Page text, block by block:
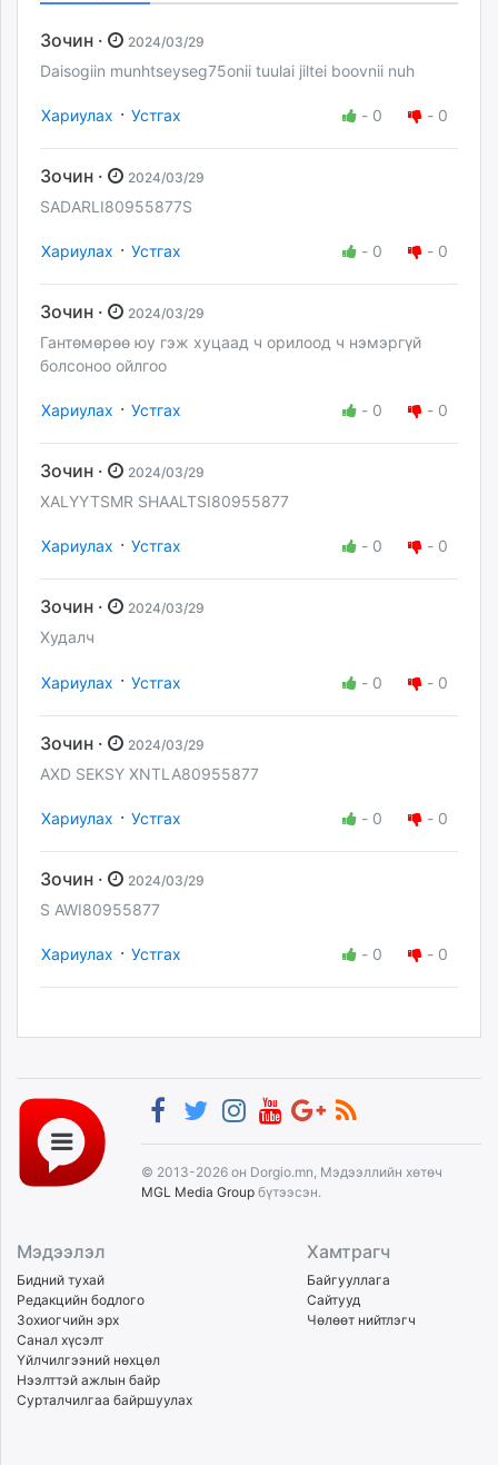
Зочин · 2024/03/29
Daisogiin munhtseyseg75onii tuulai jiltei boovnii nuh
Хариулах · Устгах - 0 - 0
Зочин · 2024/03/29
SADARLI80955877S
Хариулах · Устгах - 0 - 0
Зочин · 2024/03/29
Гантөмөрөө юу гэж хуцаад ч орилоод ч нэмэргүй
болсоноо ойлгоо
Хариулах · Устгах - 0 - 0
Зочин · 2024/03/29
XALYYTSMR SHAALTSI80955877
Хариулах · Устгах - 0 - 0
Зочин · 2024/03/29
Худалч
Хариулах · Устгах - 0 - 0
Зочин · 2024/03/29
AXD SEKSY XNTLA80955877
Хариулах · Устгах - 0 - 0
Зочин · 2024/03/29
S AWI80955877
Хариулах · Устгах - 0 - 0
© 2013-2026 он Dorgio.mn, Мэдээллийн хөтөч
MGL Media Group бүтээсэн.
Мэдээлэл
Бидний тухай
Редакцийн бодлого
Зохиогчийн эрх
Санал хүсэлт
Үйлчилгээний нөхцөл
Нээлттэй ажлын байр
Сурталчилгаа байршуулах
Хамтрагч
Байгууллага
Сайтууд
Чөлөөт нийтлэгч